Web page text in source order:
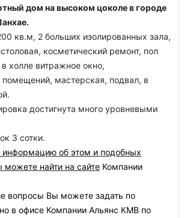
дом на высоком цоколе в городе
кв.м, 2 больших изолированных зала,
косметический ремонт, пол
холле витражное окно,
мастерская, подвал, в
достигнута много уровневыми
3 сотки.
инфopмацию об этом и пoдoбныx
найти на caйтe Компании
вопросы Вы можете задать по
в офисе Компании Альянс КМВ по